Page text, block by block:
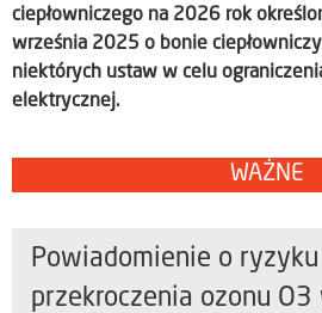
ciepłowniczego na 2026 rok
września 2025 o bonie
niektórych ustaw w celu
elektrycznej.
WAŻNE
Powiadomienie o
przekroczenia ozonu